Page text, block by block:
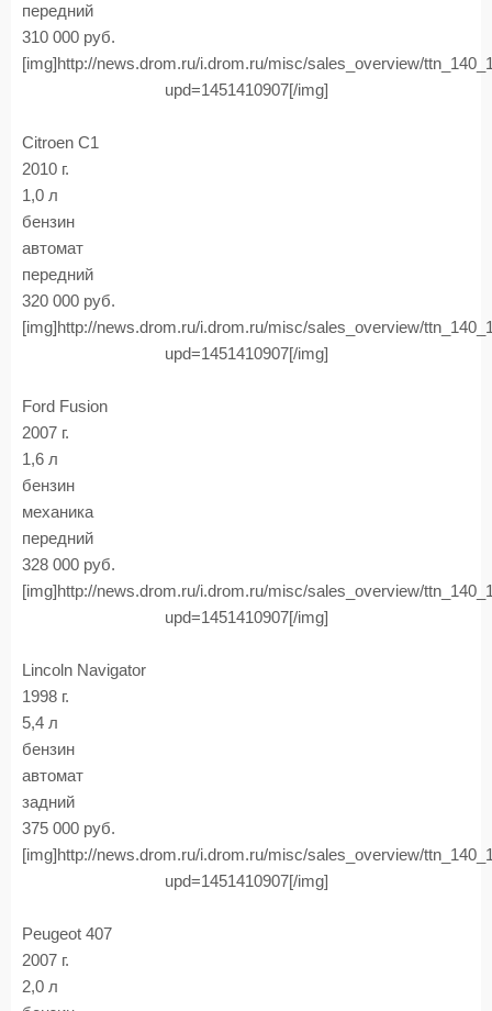
передний
310 000 руб.
[img]http://news.drom.ru/i.drom.ru/misc/sales_overview/
upd=1451410907[/img]
Citroen C1
2010 г.
1,0 л
бензин
автомат
передний
320 000 руб.
[img]http://news.drom.ru/i.drom.ru/misc/sales_overview/
upd=1451410907[/img]
Ford Fusion
2007 г.
1,6 л
бензин
механика
передний
328 000 руб.
[img]http://news.drom.ru/i.drom.ru/misc/sales_overview/
upd=1451410907[/img]
Lincoln Navigator
1998 г.
5,4 л
бензин
автомат
задний
375 000 руб.
[img]http://news.drom.ru/i.drom.ru/misc/sales_overview/
upd=1451410907[/img]
Peugeot 407
2007 г.
2,0 л